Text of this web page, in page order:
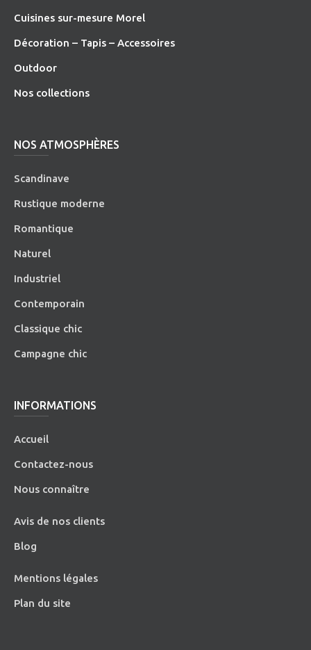
Cuisines sur-mesure Morel
Décoration – Tapis – Accessoires
Outdoor
Nos collections
NOS ATMOSPHÈRES
Scandinave
Rustique moderne
Romantique
Naturel
Industriel
Contemporain
Classique chic
Campagne chic
INFORMATIONS
Accueil
Contactez-nous
Nous connaître
Avis de nos clients
Blog
Mentions légales
Plan du site